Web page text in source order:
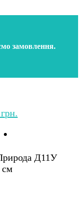
замовлення.
іграшки,
Доставка по
іграшки,
Доставка по
Д11У
см